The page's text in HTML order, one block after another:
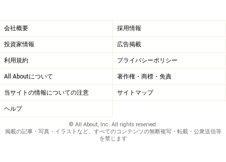
会社概要 採用情報
投資家情報 広告掲載
利用規約 プライバシーポリシー
All Aboutについて 著作権・商標・免責
当サイトの情報についての注意 サイトマップ
ヘルプ
© All About, Inc. All rights reserved.
掲載の記事・写真・イラストなど、すべてのコンテンツの無断複写・転載・公衆送信等
を禁じます